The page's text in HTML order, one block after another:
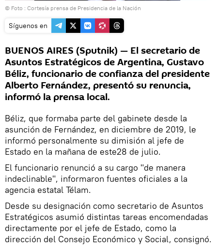
© Foto : Cortesía prensa de Presidencia de la Nación
Síguenos en
BUENOS AIRES (Sputnik) — El secretario de
Asuntos Estratégicos de Argentina, Gustavo
Béliz, funcionario de confianza del presidente
Alberto Fernández, presentó su renuncia,
informó la prensa local.
Béliz, que formaba parte del gabinete desde la
asunción de Fernández, en diciembre de 2019, le
informó personalmente su dimisión al jefe de
Estado en la mañana de este28 de julio.
El funcionario renunció a su cargo "de manera
indeclinable", informaron fuentes oficiales a la
agencia estatal Télam.
Desde su designación como secretario de Asuntos
Estratégicos asumió distintas tareas encomendadas
directamente por el jefe de Estado, como la
dirección del Consejo Económico y Social, consignó.